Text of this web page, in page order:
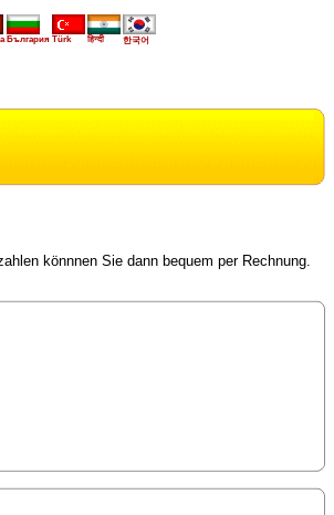
България Türk हिन्दी 한국어
könnnen Sie dann bequem per Rechnung.